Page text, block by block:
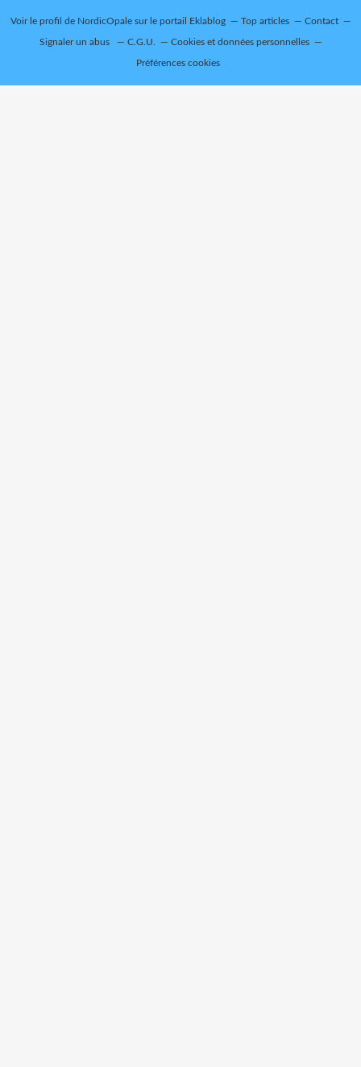
Voir le profil de NordicOpalesur le portail Eklablog Top articles Contact
Signaler un abus C.G.U. Cookies et données personnelles
Préférences cookies